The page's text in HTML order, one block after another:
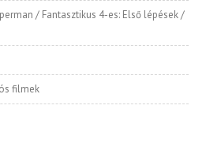
/ Fantasztikus 4-es: Első lépések /
filmek